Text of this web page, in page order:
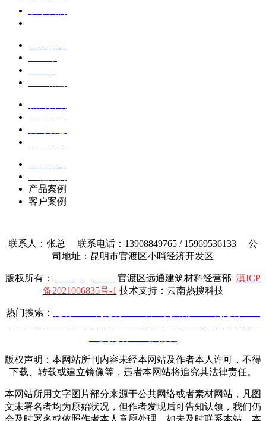
产品案例
客户案例
联系人：张总 联系电话：13908849765 / 15969536133 公
司地址：昆明市官渡区小哨经济开发区
版权所有： 官渡区远通建筑材料经营部 滇ICP
备2021006835号-1 技术支持：云南热搜科技
热门搜索：
版权声明：本网站所刊内容未经本网站及作者本人许可，不得
下载、转载或建立镜像等，违者本网站将追究其法律责任。
本网站所用文字图片部分来源于公共网络或者素材网站，凡图
文未署名者均为原始状况，但作者发现后可告知认领，我们仍
会及时署名或依照作者本人意愿处理，如未及时联系本站，本